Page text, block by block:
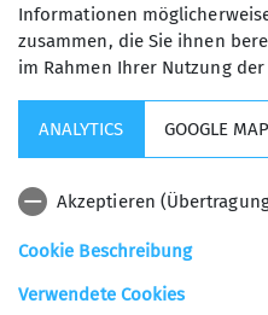
Kurse, Touren &
Sektion USC
Sektion Universitäts - Sportclub
Informationen
zusammen, die Sie ihnen
im Rahmen Ihrer Nutzung
ANALYTICS GOOGLE
Akzeptieren
Cookie Beschreibung
Verwendete Cookies